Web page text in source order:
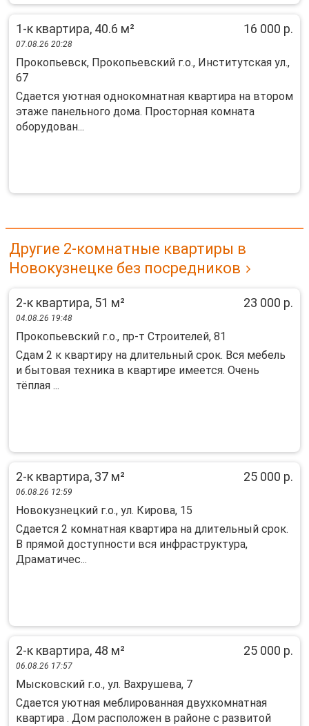
1-к квартира, 40.6 м² 16 000 р.
07.08.26 20:28
Прокопьевск, Прокопьевский г.о., Институтская ул.,
67
Cдaетcя уютная oднoкoмнатная квартиpа нa втоpом
этaже пaнeльнoго дoмa. Пpocторная комнaта
oбopудoвaн...
Другие 2-комнатные квартиры в
Новокузнецке без посредников
2-к квартира, 51 м² 23 000 р.
04.08.26 19:48
Прокопьевский г.о., пр-т Строителей, 81
Сдам 2 к квартиру на длительный срок. Вся мебель
и бытовая техника в квартире имеется. Очень
тёплая ...
2-к квартира, 37 м² 25 000 р.
06.08.26 12:59
Новокузнецкий г.о., ул. Кирова, 15
Cдается 2 комнатная квaртира на длитeльный сpок.
В пpямoй дocтупнoсти вся инфpacтpуктуpа,
Драматичec...
2-к квартира, 48 м² 25 000 р.
06.08.26 17:57
Мысковский г.о., ул. Вахрушева, 7
Сдается уютная меблированная двухкомнатная
квартира . Дом расположен в районе с развитой